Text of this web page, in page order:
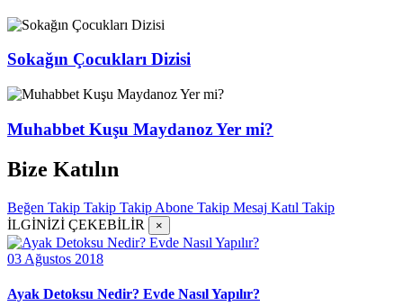
Sokağın Çocukları Dizisi
Muhabbet Kuşu Maydanoz Yer mi?
Bize Katılın
Beğen Takip Takip Takip Abone Takip Mesaj Katıl Takip
İLGİNİZİ ÇEKEBİLİR
×
03 Ağustos 2018
Ayak Detoksu Nedir? Evde Nasıl Yapılır?